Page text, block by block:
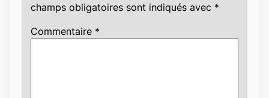
champs obligatoires sont indiqués avec *
Commentaire *